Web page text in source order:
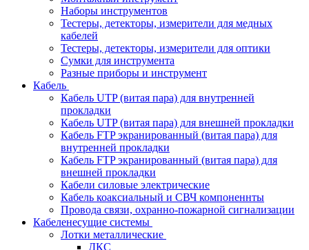
Наборы инструментов
Тестеры, детекторы, измерители для медных
кабелей
Тестеры, детекторы, измерители для оптики
Сумки для инструмента
Разные приборы и инструмент
Кабель
Кабель UTP (витая пара) для внутренней
прокладки
Кабель UTP (витая пара) для внешней прокладки
Кабель FTP экранированный (витая пара) для
внутренней прокладки
Кабель FTP экранированный (витая пара) для
внешней прокладки
Кабели силовые электрические
Кабель коаксиальный и СВЧ компоненнты
Провода связи, охранно-пожарной сигнализации
Кабеленесущие системы
Лотки металлические
ДКС